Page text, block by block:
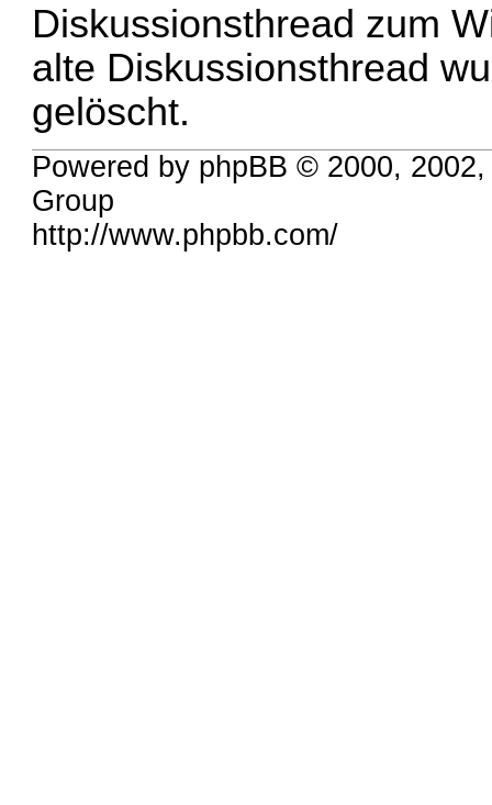
Diskussionsthread zum
alte Diskussionsthread
gelöscht.
Powered by phpBB © 2000,
Group
http://www.phpbb.com/